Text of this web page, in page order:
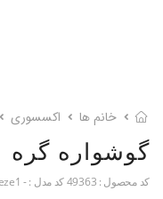
خانم ها اکسسوری
گوشواره گره
کد محصول : 49363کد مدل :- faeze1